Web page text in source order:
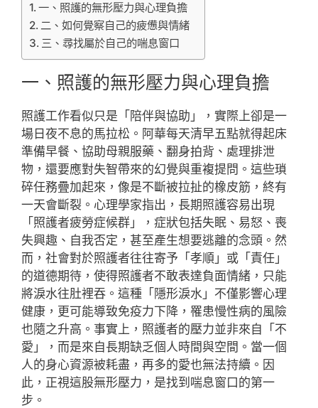
一、照護的無形壓力與心理負擔
二、如何覺察自己的疲憊與情緒
三、尋找屬於自己的喘息窗口
一、照護的無形壓力與心理負擔
照護工作看似只是「陪伴與協助」，實際上卻是一
場日夜不息的馬拉松。阿華每天清早五點就得起床
準備早餐、協助母親服藥、翻身拍背、處理排泄
物，還要應對失智帶來的幻覺與重複提問。這些瑣
碎任務疊加起來，像是不斷被拉扯的橡皮筋，終有
一天會斷裂。心理學家指出，長期照護容易出現
「照護者疲勞症候群」，症狀包括失眠、易怒、喪
失興趣、自我否定，甚至產生想要逃離的念頭。然
而，社會對於照護者往往寄予「孝順」或「責任」
的道德期待，使得照護者不敢表達負面情緒，只能
將淚水往肚裡吞。這種「隱形淚水」不僅影響心理
健康，更可能導致免疫力下降，罹患慢性病的風險
也隨之升高。事實上，照護者的壓力並非來自「不
愛」，而是來自長期缺乏個人時間與空間。當一個
人的身心資源被耗盡，再多的愛也無法持續。因
此，正視這股無形壓力，是找到喘息窗口的第一
步。